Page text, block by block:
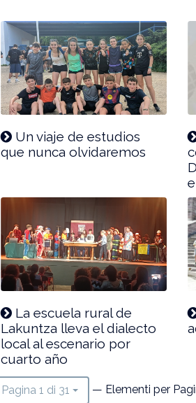
Un viaje de estudios
que nunca olvidaremos
La escuela rural de
Lakuntza lleva el dialecto
local al escenario por
cuarto año
Pagina 1 di 31 — Elementi per